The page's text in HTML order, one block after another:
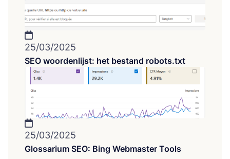
25/03/2025
SEO woordenlijst: het bestand robots.txt
25/03/2025
Glossarium SEO: Bing Webmaster Tools